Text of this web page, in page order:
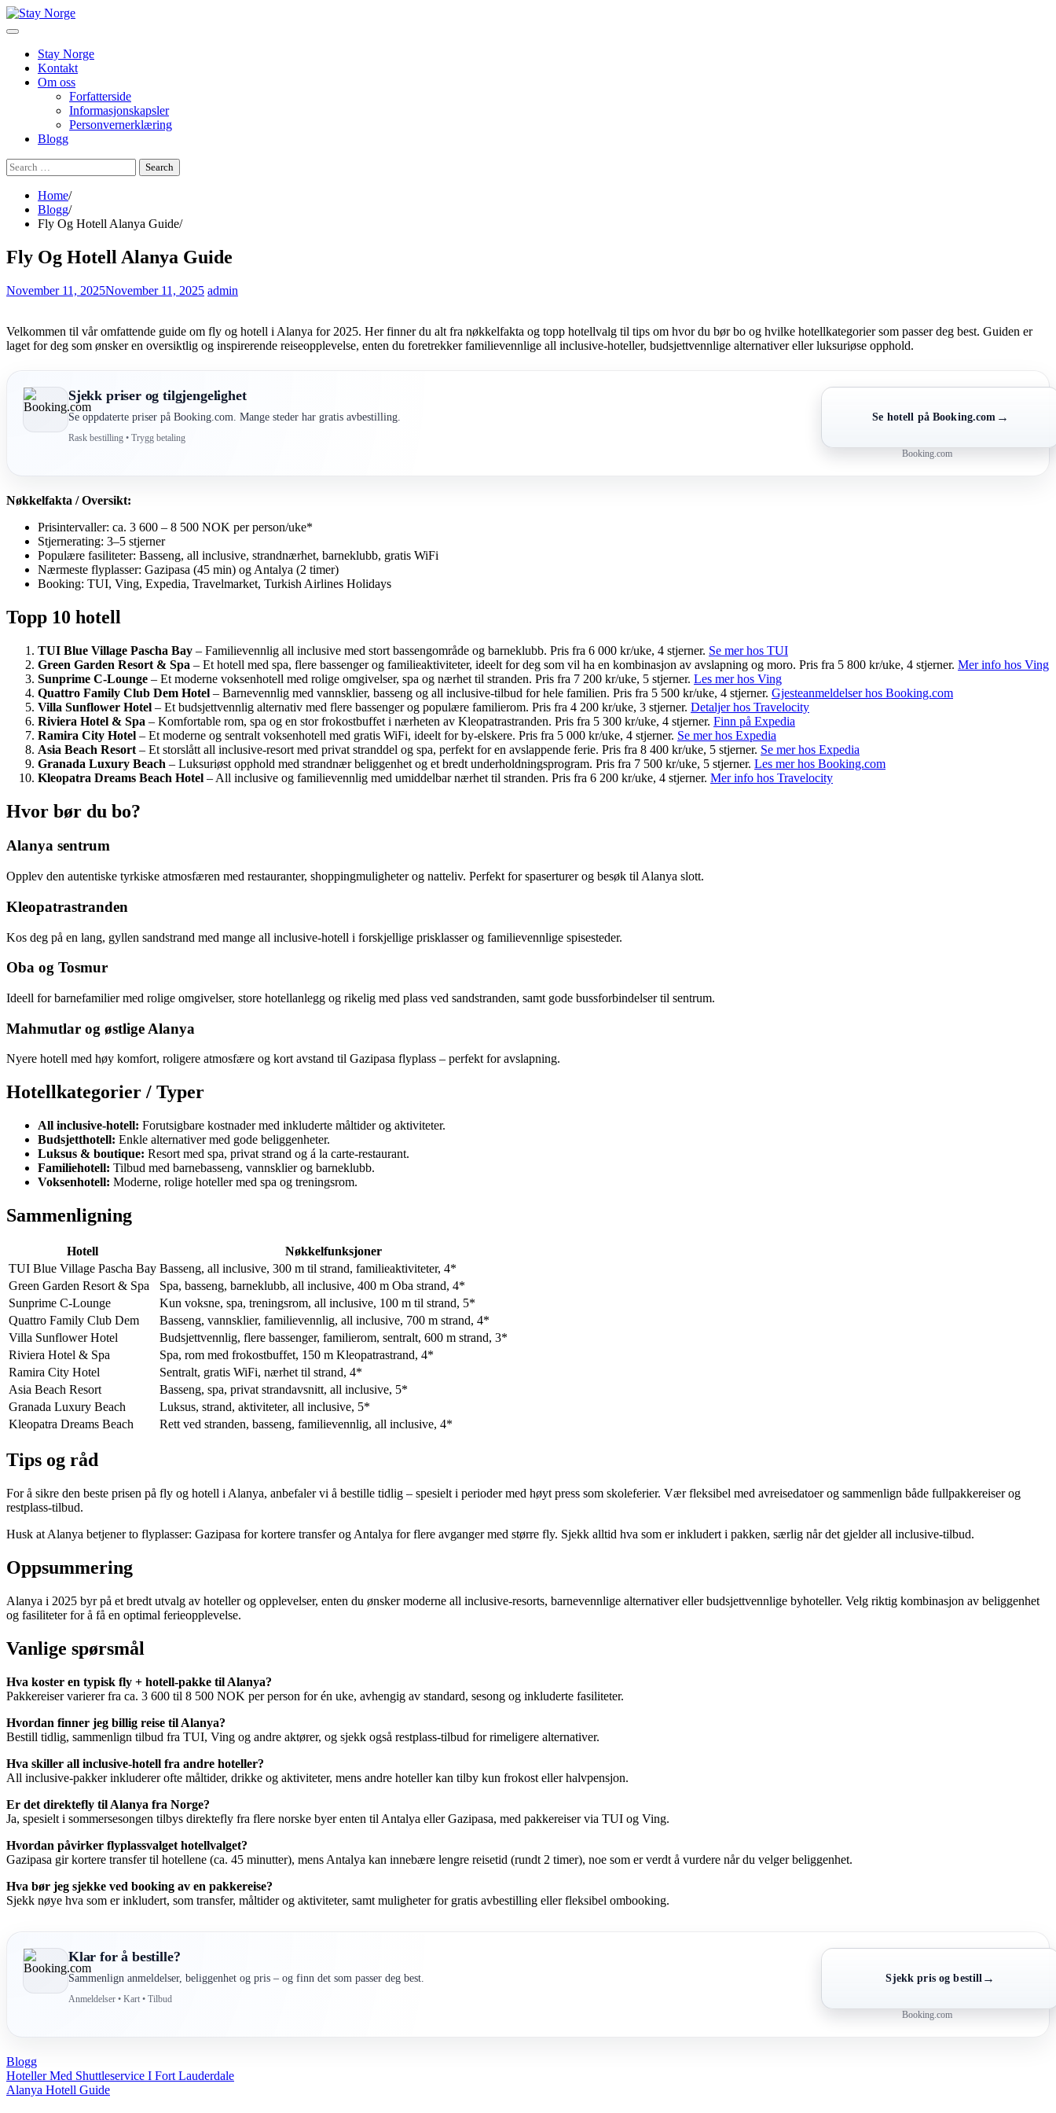
Skip
to
Stay Norge
Kontakt
Om oss
Forfatterside
Informasjonskapsler
Personvernerklæring
Blogg
Search
for:
Home
Blogg
Fly Og Hotell Alanya Guide
Fly Og Hotell Alanya Guide
November 11, 2025November 11, 2025 admin
Velkommen til vår omfattende guide om fly og hotell i Alanya for 2025. Her finner du alt fra nøkkelfakta og topp hotellvalg til tips om hvor du bør bo og hvilke hotellkategorier som passer deg best. Guiden er
laget for deg som ønsker en oversiktlig og inspirerende reiseopplevelse, enten du foretrekker familievennlige all inclusive-hoteller, budsjettvennlige alternativer eller luksuriøse opphold.
Sjekk priser og tilgjengelighet
Se oppdaterte priser på Booking.com. Mange steder har gratis avbestilling.
Rask bestilling • Trygg betaling
Se hotell på Booking.com →
Booking.com
Nøkkelfakta / Oversikt:
Prisintervaller: ca. 3 600 – 8 500 NOK per person/uke*
Stjernerating: 3–5 stjerner
Populære fasiliteter: Basseng, all inclusive, strandnærhet, barneklubb, gratis WiFi
Nærmeste flyplasser: Gazipasa (45 min) og Antalya (2 timer)
Booking: TUI, Ving, Expedia, Travelmarket, Turkish Airlines Holidays
Topp 10 hotell
TUI Blue Village Pascha Bay – Familievennlig all inclusive med stort bassengområde og barneklubb. Pris fra 6 000 kr/uke, 4 stjerner. Se mer hos TUI
Green Garden Resort & Spa – Et hotell med spa, flere bassenger og familieaktiviteter, ideelt for deg som vil ha en kombinasjon av avslapning og moro. Pris fra 5 800 kr/uke, 4 stjerner. Mer info hos Ving
Sunprime C-Lounge – Et moderne voksenhotell med rolige omgivelser, spa og nærhet til stranden. Pris fra 7 200 kr/uke, 5 stjerner. Les mer hos Ving
Quattro Family Club Dem Hotel – Barnevennlig med vannsklier, basseng og all inclusive-tilbud for hele familien. Pris fra 5 500 kr/uke, 4 stjerner. Gjesteanmeldelser hos Booking.com
Villa Sunflower Hotel – Et budsjettvennlig alternativ med flere bassenger og populære familierom. Pris fra 4 200 kr/uke, 3 stjerner. Detaljer hos Travelocity
Riviera Hotel & Spa – Komfortable rom, spa og en stor frokostbuffet i nærheten av Kleopatrastranden. Pris fra 5 300 kr/uke, 4 stjerner. Finn på Expedia
Ramira City Hotel – Et moderne og sentralt voksenhotell med gratis WiFi, ideelt for by-elskere. Pris fra 5 000 kr/uke, 4 stjerner. Se mer hos Expedia
Asia Beach Resort – Et storslått all inclusive-resort med privat stranddel og spa, perfekt for en avslappende ferie. Pris fra 8 400 kr/uke, 5 stjerner. Se mer hos Expedia
Granada Luxury Beach – Luksuriøst opphold med strandnær beliggenhet og et bredt underholdningsprogram. Pris fra 7 500 kr/uke, 5 stjerner. Les mer hos Booking.com
Kleopatra Dreams Beach Hotel – All inclusive og familievennlig med umiddelbar nærhet til stranden. Pris fra 6 200 kr/uke, 4 stjerner. Mer info hos Travelocity
Hvor bør du bo?
Alanya sentrum
Opplev den autentiske tyrkiske atmosfæren med restauranter, shoppingmuligheter og natteliv. Perfekt for spaserturer og besøk til Alanya slott.
Kleopatrastranden
Kos deg på en lang, gyllen sandstrand med mange all inclusive-hotell i forskjellige prisklasser og familievennlige spisesteder.
Oba og Tosmur
Ideell for barnefamilier med rolige omgivelser, store hotellanlegg og rikelig med plass ved sandstranden, samt gode bussforbindelser til sentrum.
Mahmutlar og østlige Alanya
Nyere hotell med høy komfort, roligere atmosfære og kort avstand til Gazipasa flyplass – perfekt for avslapning.
Hotellkategorier / Typer
All inclusive-hotell: Forutsigbare kostnader med inkluderte måltider og aktiviteter.
Budsjetthotell: Enkle alternativer med gode beliggenheter.
Luksus & boutique: Resort med spa, privat strand og á la carte-restaurant.
Familiehotell: Tilbud med barnebasseng, vannsklier og barneklubb.
Voksenhotell: Moderne, rolige hoteller med spa og treningsrom.
Sammenligning
Hotell
Nøkkelfunksjoner
TUI Blue Village Pascha Bay Basseng, all inclusive, 300 m til strand, familieaktiviteter, 4*
Green Garden Resort & Spa
Spa, basseng, barneklubb, all inclusive, 400 m Oba strand, 4*
Sunprime C-Lounge
Kun voksne, spa, treningsrom, all inclusive, 100 m til strand, 5*
Quattro Family Club Dem
Basseng, vannsklier, familievennlig, all inclusive, 700 m strand, 4*
Villa Sunflower Hotel
Budsjettvennlig, flere bassenger, familierom, sentralt, 600 m strand, 3*
Riviera Hotel & Spa
Spa, rom med frokostbuffet, 150 m Kleopatrastrand, 4*
Ramira City Hotel
Sentralt, gratis WiFi, nærhet til strand, 4*
Asia Beach Resort
Basseng, spa, privat strandavsnitt, all inclusive, 5*
Granada Luxury Beach
Luksus, strand, aktiviteter, all inclusive, 5*
Kleopatra Dreams Beach
Rett ved stranden, basseng, familievennlig, all inclusive, 4*
Tips og råd
For å sikre den beste prisen på fly og hotell i Alanya, anbefaler vi å bestille tidlig – spesielt i perioder med høyt press som skoleferier. Vær fleksibel med avreisedatoer og sammenlign både fullpakkereiser og
restplass-tilbud.
Husk at Alanya betjener to flyplasser: Gazipasa for kortere transfer og Antalya for flere avganger med større fly. Sjekk alltid hva som er inkludert i pakken, særlig når det gjelder all inclusive-tilbud.
Oppsummering
Alanya i 2025 byr på et bredt utvalg av hoteller og opplevelser, enten du ønsker moderne all inclusive-resorts, barnevennlige alternativer eller budsjettvennlige byhoteller. Velg riktig kombinasjon av beliggenhet
og fasiliteter for å få en optimal ferieopplevelse.
Vanlige spørsmål
Hva koster en typisk fly + hotell-pakke til Alanya?
Pakkereiser varierer fra ca. 3 600 til 8 500 NOK per person for én uke, avhengig av standard, sesong og inkluderte fasiliteter.
Hvordan finner jeg billig reise til Alanya?
Bestill tidlig, sammenlign tilbud fra TUI, Ving og andre aktører, og sjekk også restplass-tilbud for rimeligere alternativer.
Hva skiller all inclusive-hotell fra andre hoteller?
All inclusive-pakker inkluderer ofte måltider, drikke og aktiviteter, mens andre hoteller kan tilby kun frokost eller halvpensjon.
Er det direktefly til Alanya fra Norge?
Ja, spesielt i sommersesongen tilbys direktefly fra flere norske byer enten til Antalya eller Gazipasa, med pakkereiser via TUI og Ving.
Hvordan påvirker flyplassvalget hotellvalget?
Gazipasa gir kortere transfer til hotellene (ca. 45 minutter), mens Antalya kan innebære lengre reisetid (rundt 2 timer), noe som er verdt å vurdere når du velger beliggenhet.
Hva bør jeg sjekke ved booking av en pakkereise?
Sjekk nøye hva som er inkludert, som transfer, måltider og aktiviteter, samt muligheter for gratis avbestilling eller fleksibel ombooking.
Klar for å bestille?
Sammenlign anmeldelser, beliggenhet og pris – og finn det som passer deg best.
Anmeldelser • Kart • Tilbud
Sjekk pris og bestill →
Booking.com
Blogg
Post
navigation
Hoteller Med Shuttleservice I Fort Lauderdale
Alanya Hotell Guide